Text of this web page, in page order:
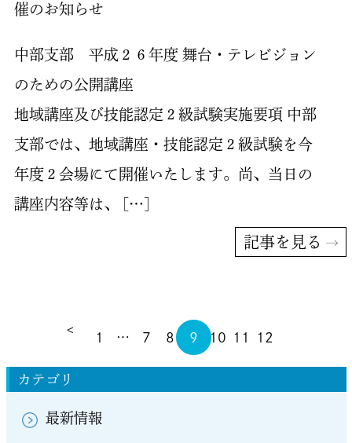
カテゴリ
最新情報
催のお知らせ
中部支部 平成２６年度 舞台・テレビジョン
のための公開講座
地域講座及び技能認定２級試験実施要項 中部
支部では、地域講座・技能認定２級試験を今
年度２会場にて開催いたします。尚、当日の
講座内容等は、 […]
記事を見る
< 1 … 7 8 9 10 11 12